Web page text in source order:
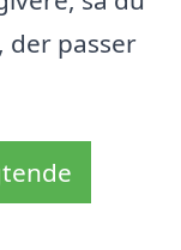
passer